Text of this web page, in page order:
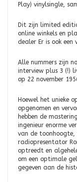
Play) vinylsingle,
Dit zijn limited
online winkels en
dealer Er is ook een
Alle nummers zijn
interview plus 3 (!)
op 22 november
Hoewel het unieke
opgenomen en
hebben de
ingenieur enorme
van de toonhoogte,
radiopresentator
optreedt en
om een optimale
gegeven aan de